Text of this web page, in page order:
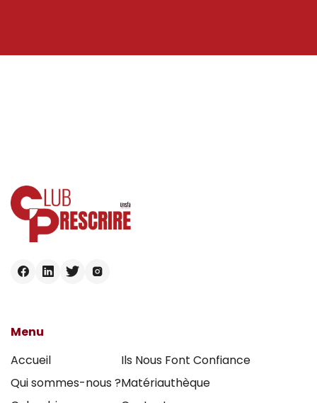
Menu
Accueil
Qui sommes-nous ?
Ils Nous Font Confiance
Matériauthèque